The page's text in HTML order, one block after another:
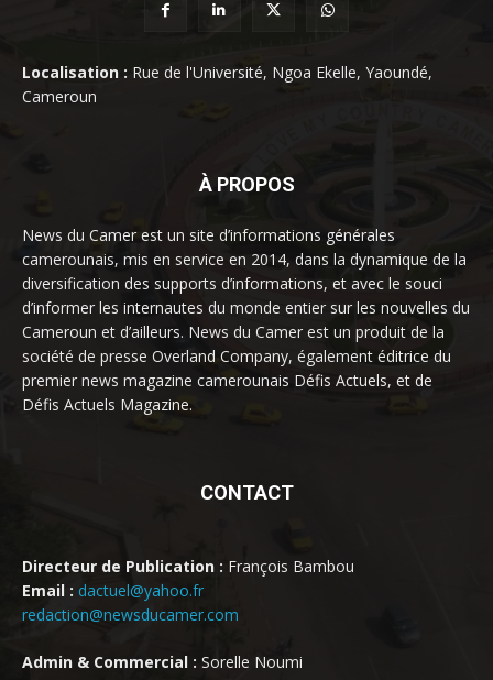
Localisation : Rue de l'Université, Ngoa Ekelle, Yaoundé,
Cameroun
À PROPOS
News du Camer est un site d’informations générales
camerounais, mis en service en 2014, dans la dynamique de la
diversification des supports d’informations, et avec le souci
d’informer les internautes du monde entier sur les nouvelles du
Cameroun et d’ailleurs. News du Camer est un produit de la
société de presse Overland Company, également éditrice du
premier news magazine camerounais Défis Actuels, et de
Défis Actuels Magazine.
CONTACT
Directeur de Publication : François Bambou
Email : dactuel@yahoo.fr
redaction@newsducamer.com
Admin & Commercial : Sorelle Noumi